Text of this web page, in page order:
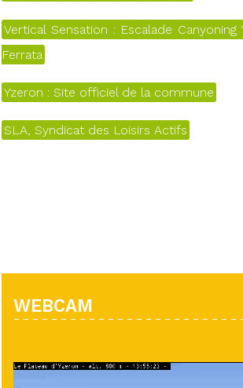
Vertical Sensation : Escalade Canyoning
Ferrata
Yzeron : Site officiel de la commune
SLA, Syndicat des Loisirs Actifs
WEBCAM